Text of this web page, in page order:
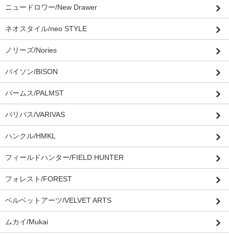
ニュードロワー/New Drawer
ネオスタイル/neo STYLE
ノリーズ/Nories
バイソン/BISON
パームス/PALMST
バリバス/VARIVAS
ハンクル/HMKL
フィールドハンター/FIELD HUNTER
フォレスト/FOREST
ベルベットアーツ/VELVET ARTS
ムカイ/Mukai